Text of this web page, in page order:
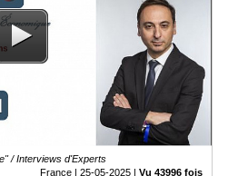
/ Interviews d'Experts
France | 25-05-2025 | Vu 43996 fois